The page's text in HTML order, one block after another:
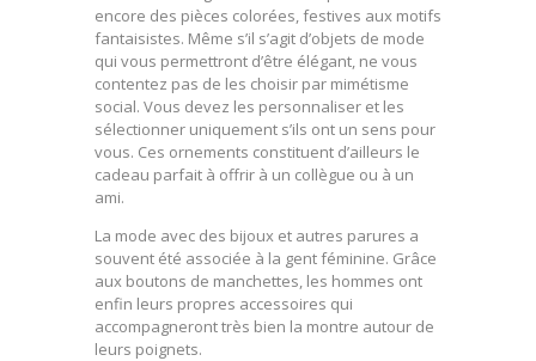
encore des pièces colorées, festives aux motifs
fantaisistes. Même s’il s’agit d’objets de mode
qui vous permettront d’être élégant, ne vous
contentez pas de les choisir par mimétisme
social. Vous devez les personnaliser et les
sélectionner uniquement s’ils ont un sens pour
vous. Ces ornements constituent d’ailleurs le
cadeau parfait à offrir à un collègue ou à un
ami.
La mode avec des bijoux et autres parures a
souvent été associée à la gent féminine. Grâce
aux boutons de manchettes, les hommes ont
enfin leurs propres accessoires qui
accompagneront très bien la montre autour de
leurs poignets.